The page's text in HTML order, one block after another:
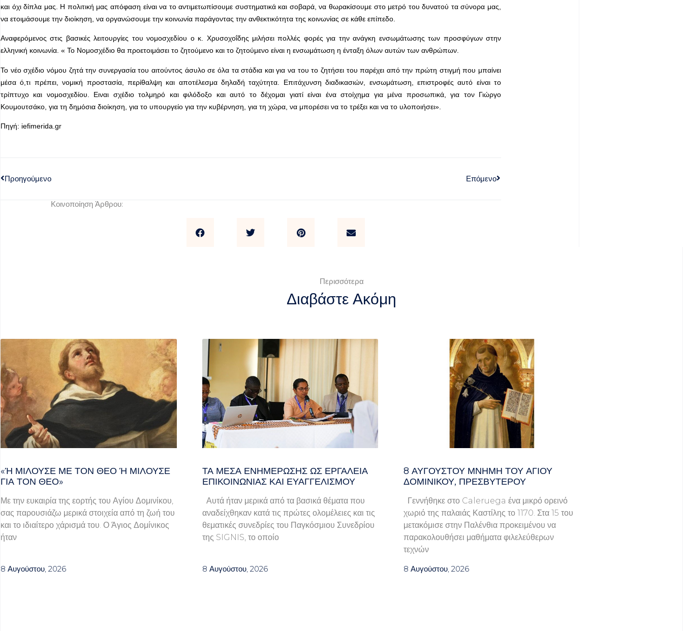
και όχι δίπλα μας. Η πολιτική μας απόφαση είναι να το αντιμετωπίσουμε συστηματικά και σοβαρά, να θωρακίσουμε στο μετρό του δυνατού τα σύνορα μας,
να ετοιμάσουμε την διοίκηση, να οργανώσουμε την κοινωνία παράγοντας την ανθεκτικότητα της κοινωνίας σε κάθε επίπεδο.
Αναφερόμενος στις βασικές λειτουργίες του νομοσχεδίου ο κ. Χρυσοχοΐδης μιλήσει πολλές φορές για την ανάγκη ενσωμάτωσης των προσφύγων στην
ελληνική κοινωνία. « Το Νομοσχέδιο θα προετοιμάσει το ζητούμενο και το ζητούμενο είναι η ενσωμάτωση η ένταξη όλων αυτών των ανθρώπων.
Το νέο σχέδιο νόμου ζητά την συνεργασία του αιτούντος άσυλο σε όλα τα στάδια και για να του το ζητήσει του παρέχει από την πρώτη στιγμή που μπαίνει
μέσα ό,τι πρέπει, νομική προστασία, περίθαλψη και αποτέλεσμα δηλαδή ταχύτητα. Επιτάχυνση διαδικασιών, ενσωμάτωση, επιστροφές αυτό είναι το
τρίπτυχο και νομοσχεδίου. Ειναι σχέδιο τολμηρό και φιλόδοξο και αυτό το δέχομαι γιατί είναι ένα στοίχημα για μένα προσωπικά, για τον Γιώργο
Κουμουτσάκο, για τη δημόσια διοίκηση, για το υπουργείο για την κυβέρνηση, για τη χώρα, να μπορέσει να το τρέξει και να το υλοποιήσει».
Πηγή: iefimerida.gr
Προηγούμενο Επόμενο
Κοινοποίηση Άρθρου:
Περισσότερα
Διαβάστε Ακόμη
«Ή ΜΙΛΟΎΣΕ ΜΕ ΤΟΝ ΘΕΌ Ή ΜΙΛΟΎΣΕ ΓΙ
Α ΤΟΝ ΘΕΌ»
Με την ευκαιρία της εορτής του Αγίου Δομινίκου,
σας παρουσιάζω μερικά στοιχεία από τη ζωή του
και το ιδιαίτερο χάρισμά του. Ο Άγιος Δομίνικος
ήταν
8 Αυγούστου, 2026
ΤΑ ΜΈΣΑ ΕΝΗΜΈΡΩΣΗΣ ΩΣ ΕΡΓΑΛΕΊΑ
ΕΠΙΚΟΙΝΩΝΊΑΣ ΚΑΙ ΕΥΑΓΓΕΛΙΣΜΟΎ
Αυτά ήταν μερικά από τα βασικά θέματα που
αναδείχθηκαν κατά τις πρώτες ολομέλειες και τις
θεματικές συνεδρίες του Παγκόσμιου Συνεδρίου
της SIGNIS, το οποίο
8 Αυγούστου, 2026
8 ΑΥΓΟΥΣΤΟΥ ΜΝΗΜΗ ΤΟΥ ΑΓΙΟΥ
ΔΟΜΙΝΙΚΟΥ, ΠΡΕΣΒΥΤΕΡΟΥ
Γεννήθηκε στο Caleruega ένα μικρό ορεινό
χωριό της παλαιάς Καστίλης το 1170. Στα 15 του
μετακόμισε στην Παλένθια προκειμένου να
παρακολουθήσει μαθήματα φιλελεύθερων
τεχνών
8 Αυγούστου, 2026